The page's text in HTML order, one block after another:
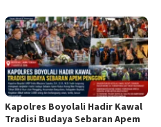
Kapolres Boyolali Hadir Kawal
Tradisi Budaya Sebaran Apem